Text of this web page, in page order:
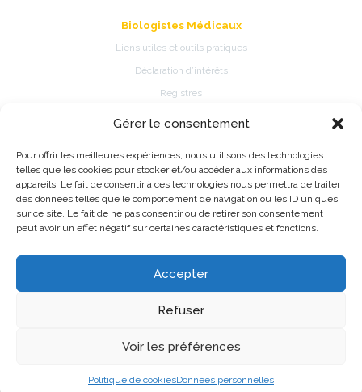
Gérer le consentement
Pour offrir les meilleures expériences, nous utilisons des technologies
telles que les cookies pour stocker et/ou accéder aux informations des
appareils. Le fait de consentir à ces technologies nous permettra de traiter
des données telles que le comportement de navigation ou les ID uniques
sur ce site. Le fait de ne pas consentir ou de retirer son consentement
peut avoir un effet négatif sur certaines caractéristiques et fonctions.
Accepter
Refuser
Voir les préférences
Politique de cookiesDonnées personnelles
Biologistes Médicaux
Liens utiles et outils pratiques
Déclaration d’intérêts
Registres
Présentation de la spécialité
Pathologies et traitements de la spécialité
Fiches d’information patient
Information Registres de pratique médicale ou épidémiologique
©2026 CNP de Biologie Médicale - Made with love byAlfred
Mentions légales